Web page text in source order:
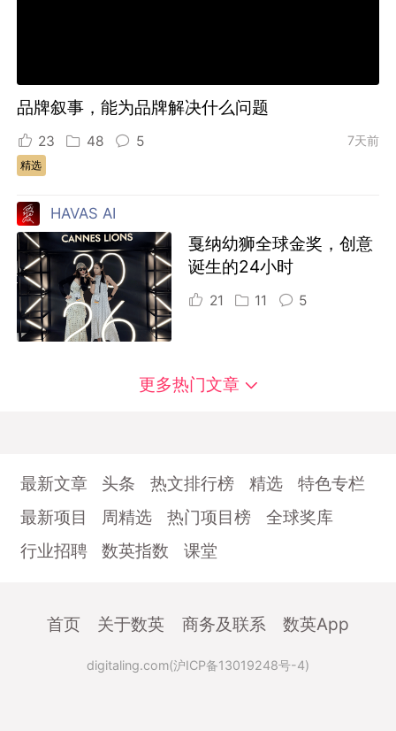
品牌叙事，能为品牌解决什么问题
23 48 5 7天前
精选
HAVAS AI
戛纳幼狮全球金奖，创意
诞生的24小时
21 11 5
更多热门文章
最新文章 头条 热文排行榜 精选
特色专栏
最新项目
周精选 热门项目榜
全球奖库
行业招聘
数英指数 课堂
首页 关于数英 商务及联系 数英App
digitaling.com(沪ICP备13019248号-4)